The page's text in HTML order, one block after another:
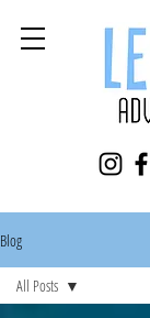
Blog
All Posts